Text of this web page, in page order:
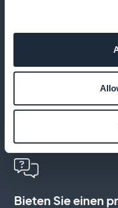
Benachrichtigen Sie
Geben Sie Ihren VIP-
Zugang zu exklusiven
Bieten Sie einen